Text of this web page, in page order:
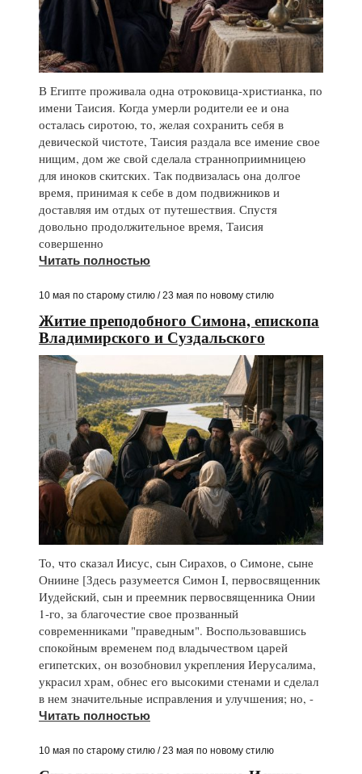
В Египте проживала одна отроковица-христианка, по
имени Таисия. Когда умерли родители ее и она
осталась сиротою, то, желая сохранить себя в
девической чистоте, Таисия раздала все имение свое
нищим, дом же свой сделала странноприимницею
для иноков скитских. Так подвизалась она долгое
время, принимая к себе в дом подвижников и
доставляя им отдых от путешествия. Спустя
довольно продолжительное время, Таисия
совершенно
Читать полностью
10 мая по старому стилю / 23 мая по новому стилю
Житие преподобного Симона, епископа
Владимирского и Суздальского
То, что сказал Иисус, сын Сирахов, о Симоне, сыне
Ониине [Здесь разумеется Симон I, первосвященник
Иудейский, сын и преемник первосвященника Онии
1-го, за благочестие свое прозванный
современниками "праведным". Воспользовавшись
спокойным временем под владычеством царей
египетских, он возобновил укрепления Иерусалима,
украсил храм, обнес его высокими стенами и сделал
в нем значительные исправления и улучшения; но, -
Читать полностью
10 мая по старому стилю / 23 мая по новому стилю